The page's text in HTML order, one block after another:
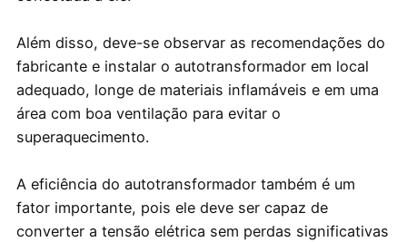
Além disso, deve-se observar as recomendações do
fabricante e instalar o autotransformador em local
adequado, longe de materiais inflamáveis e em uma
área com boa ventilação para evitar o
superaquecimento.
A eficiência do autotransformador também é um
fator importante, pois ele deve ser capaz de
converter a tensão elétrica sem perdas significativas